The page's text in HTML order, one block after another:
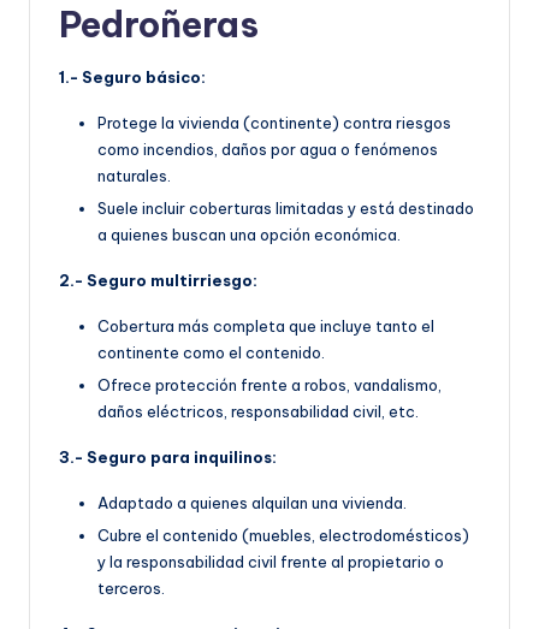
Pedroñeras
1.- Seguro básico:
Protege la vivienda (continente) contra riesgos
como incendios, daños por agua o fenómenos
naturales.
Suele incluir coberturas limitadas y está destinado
a quienes buscan una opción económica.
2.- Seguro multirriesgo:
Cobertura más completa que incluye tanto el
continente como el contenido.
Ofrece protección frente a robos, vandalismo,
daños eléctricos, responsabilidad civil, etc.
3.- Seguro para inquilinos:
Adaptado a quienes alquilan una vivienda.
Cubre el contenido (muebles, electrodomésticos)
y la responsabilidad civil frente al propietario o
terceros.